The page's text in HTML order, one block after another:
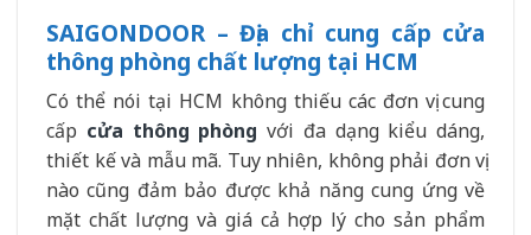
SAIGONDOOR – Địa chỉ cung cấp cửa
thông phòng chất lượng tại HCM
Có thể nói tại HCM không thiếu các đơn vị cung
cấp cửa thông phòng với đa dạng kiểu dáng,
thiết kế và mẫu mã. Tuy nhiên, không phải đơn vị
nào cũng đảm bảo được khả năng cung ứng về
mặt chất lượng và giá cả hợp lý cho sản phẩm